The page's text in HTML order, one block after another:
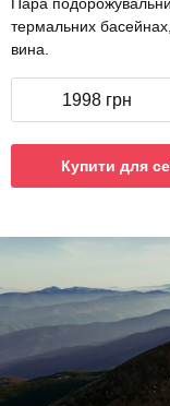
термальних
вина.
1998 грн
Купити для